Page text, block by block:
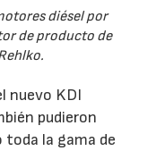
diésel por
de producto de
nuevo KDI
pudieron
la gama de